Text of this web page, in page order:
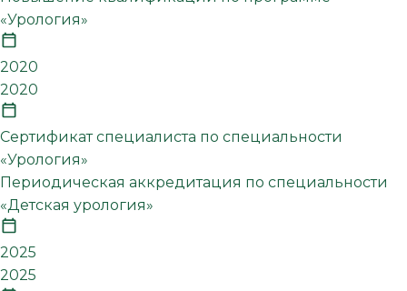
«Урология»
2020
2020
Сертификат специалиста по специальности
«Урология»
Периодическая аккредитация по специальности
«Детская урология»
2025
2025